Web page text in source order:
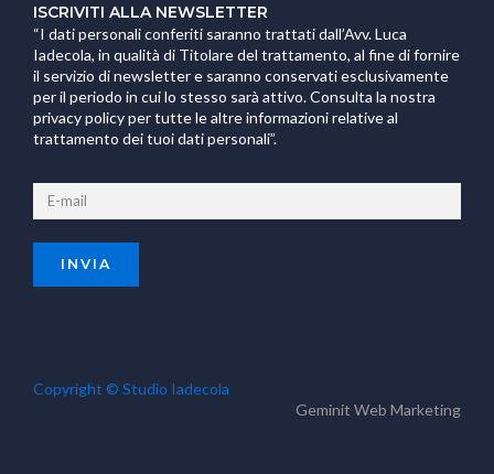
ISCRIVITI ALLA NEWSLETTER
“I dati personali conferiti saranno trattati dall’Avv. Luca
Iadecola, in qualità di Titolare del trattamento, al fine di fornire
il servizio di newsletter e saranno conservati esclusivamente
per il periodo in cui lo stesso sarà attivo. Consulta la nostra
privacy policy per tutte le altre informazioni relative al
trattamento dei tuoi dati personali”.
Copyright © Studio Iadecola
Geminit Web Marketing